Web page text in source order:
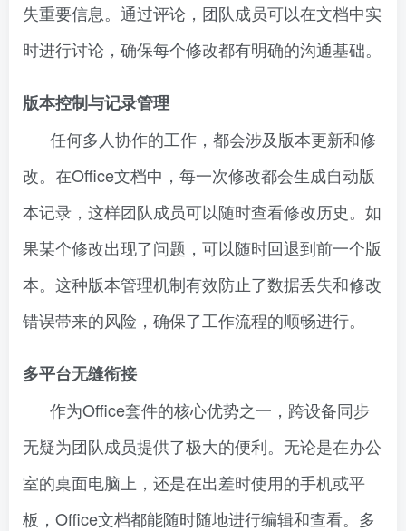
失重要信息。通过评论，团队成员可以在文档中实
时进行讨论，确保每个修改都有明确的沟通基础。
版本控制与记录管理
任何多人协作的工作，都会涉及版本更新和修
改。在Office文档中，每一次修改都会生成自动版
本记录，这样团队成员可以随时查看修改历史。如
果某个修改出现了问题，可以随时回退到前一个版
本。这种版本管理机制有效防止了数据丢失和修改
错误带来的风险，确保了工作流程的顺畅进行。
多平台无缝衔接
作为Office套件的核心优势之一，跨设备同步
无疑为团队成员提供了极大的便利。无论是在办公
室的桌面电脑上，还是在出差时使用的手机或平
板，Office文档都能随时随地进行编辑和查看。多